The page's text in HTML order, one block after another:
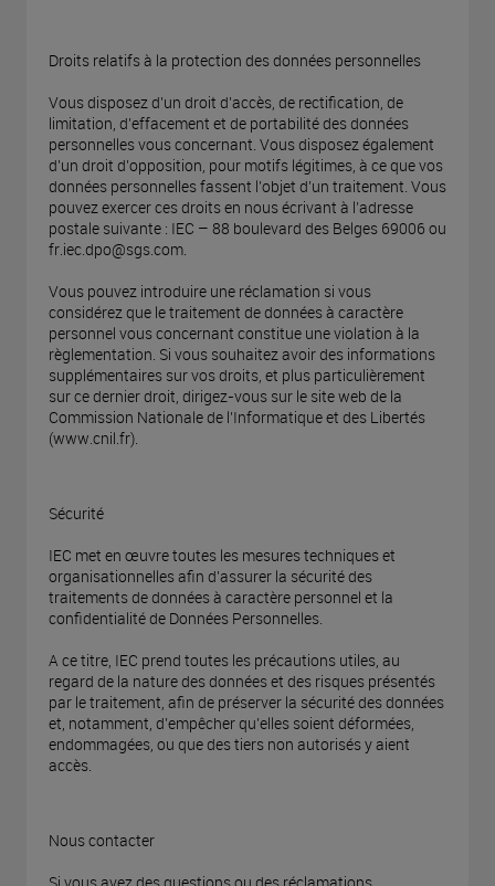
Droits relatifs à la protection des données personnelles
Vous disposez d’un droit d’accès, de rectification, de
limitation, d’effacement et de portabilité des données
personnelles vous concernant. Vous disposez également
d’un droit d’opposition, pour motifs légitimes, à ce que vos
données personnelles fassent l’objet d’un traitement. Vous
pouvez exercer ces droits en nous écrivant à l’adresse
postale suivante : IEC – 88 boulevard des Belges 69006 ou
fr.iec.dpo@sgs.com.
Vous pouvez introduire une réclamation si vous
considérez que le traitement de données à caractère
personnel vous concernant constitue une violation à la
règlementation. Si vous souhaitez avoir des informations
supplémentaires sur vos droits, et plus particulièrement
sur ce dernier droit, dirigez-vous sur le site web de la
Commission Nationale de l’Informatique et des Libertés
(www.cnil.fr).
Sécurité
IEC met en œuvre toutes les mesures techniques et
organisationnelles afin d’assurer la sécurité des
traitements de données à caractère personnel et la
confidentialité de Données Personnelles.
A ce titre, IEC prend toutes les précautions utiles, au
regard de la nature des données et des risques présentés
par le traitement, afin de préserver la sécurité des données
et, notamment, d’empêcher qu’elles soient déformées,
endommagées, ou que des tiers non autorisés y aient
accès.
Nous contacter
Si vous avez des questions ou des réclamations